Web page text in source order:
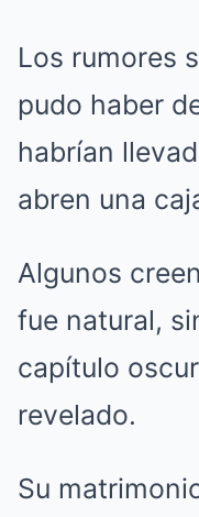
Los rumores
pudo haber
habrían
abren una
Algunos
fue natural,
capítulo
revelado.
Su